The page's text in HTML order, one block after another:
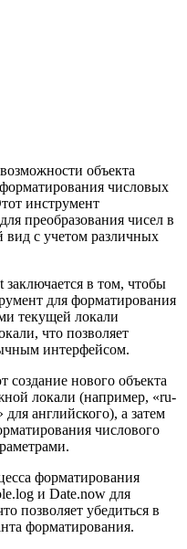
объекта
числовых
инструмент
преобразования чисел в
с учетом различных
заключается в том, чтобы
для форматирования
текущей локали
что позволяет
интерфейсом.
нового объекта
локали (например, «ru-
английского), а затем
числового
форматирования
и Date.now для
позволяет убедиться в
форматирования.